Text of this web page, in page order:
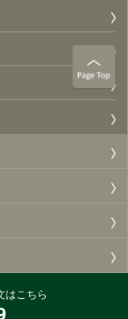
はこちら